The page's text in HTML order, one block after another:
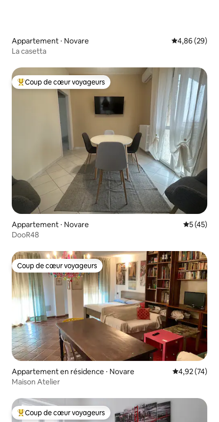
Appartement ⋅ Novare Évaluation
4,86 (29)
La casetta
Coups de cœur voyageurs les plus appréciés
Coup de cœur voyageurs
Appartement ⋅ Novare
5 (45)
DooR48
Coup de cœur voyageurs
Coup de cœur voyageurs
Appartement en résidence ⋅ Novare Évaluation
4,92 (74)
Maison Atelier
Coups de cœur voyageurs les plus appréciés
Coup de cœur voyageurs